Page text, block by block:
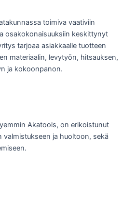
toimiva vaativiin
osakokonaisuuksiin keskittynyt
tarjoaa asiakkaalle tuotteen
materiaalin, levytyön, hitsauksen,
ja kokoonpanon.
Akatools, on erikoistunut
ja huoltoon, sekä